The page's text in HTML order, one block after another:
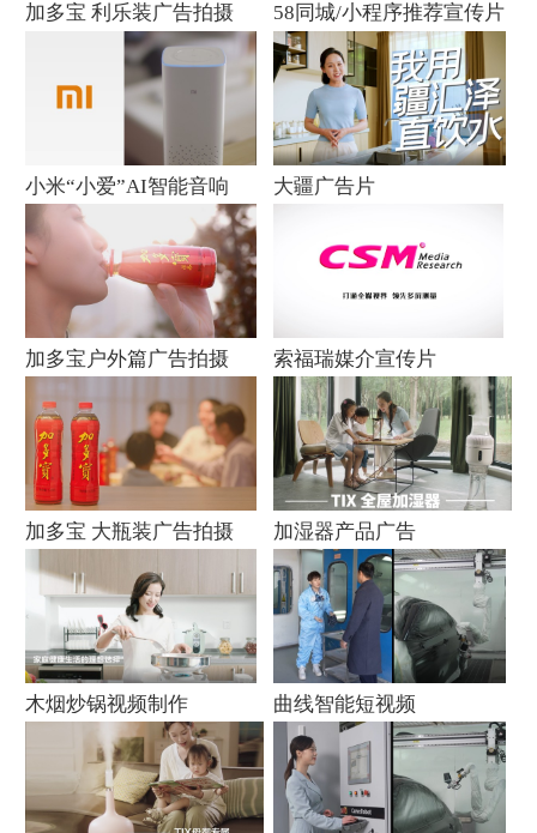
加多宝 利乐装广告拍摄 58同城/小程序推荐宣传片
小米“小爱”AI智能音响 大疆广告片
加多宝户外篇广告拍摄 索福瑞媒介宣传片
加多宝 大瓶装广告拍摄 加湿器产品广告
木烟炒锅视频制作 曲线智能短视频